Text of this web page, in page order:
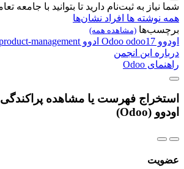
شما نیاز به ثبت‌نام دارید تا بتوانید با جامعه
همه نوشته ها افراد نشان‌ها
برچسب‌ها (مشاهده همه)
اودوو Odoo odoo17 ادوو management
درباره این انجمن
راهنمای Odoo
استخراج فهرست یا مشاهده پراکندگی
اودوو (Odoo)
عضویت